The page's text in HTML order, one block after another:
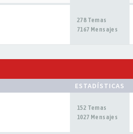
278 Temas
7167 Mensajes
ESTADÍSTICAS
152 Temas
1027 Mensajes